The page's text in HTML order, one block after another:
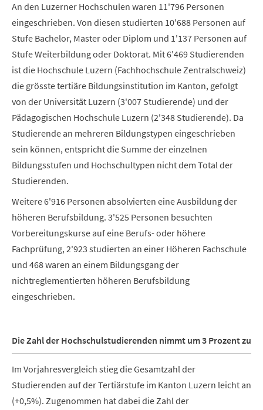
An den Luzerner Hochschulen waren 11'796 Personen
eingeschrieben. Von diesen studierten 10'688 Personen auf
Stufe Bachelor, Master oder Diplom und 1'137 Personen auf
Stufe Weiterbildung oder Doktorat. Mit 6'469 Studierenden
ist die Hochschule Luzern (Fachhochschule Zentralschweiz)
die grösste tertiäre Bildungsinstitution im Kanton, gefolgt
von der Universität Luzern (3'007 Studierende) und der
Pädagogischen Hochschule Luzern (2'348 Studierende). Da
Studierende an mehreren Bildungstypen eingeschrieben
sein können, entspricht die Summe der einzelnen
Bildungsstufen und Hochschultypen nicht dem Total der
Studierenden.
Weitere 6'916 Personen absolvierten eine Ausbildung der
höheren Berufsbildung. 3'525 Personen besuchten
Vorbereitungskurse auf eine Berufs- oder höhere
Fachprüfung, 2'923 studierten an einer Höheren Fachschule
und 468 waren an einem Bildungsgang der
nichtreglementierten höheren Berufsbildung
eingeschrieben.
Die Zahl der Hochschulstudierenden nimmt um 3 Prozent zu
Im Vorjahresvergleich stieg die Gesamtzahl der
Studierenden auf der Tertiärstufe im Kanton Luzern leicht an
(+0,5%). Zugenommen hat dabei die Zahl der